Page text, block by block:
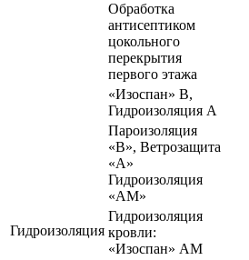
Обработка
антисептиком
цокольного
перекрытия
первого этажа
Гидроизоляция
«Изоспан» В,
Гидроизоляция А
Пароизоляция
«В», Ветрозащита
«А»
Гидроизоляция
«АМ»
Гидроизоляция
кровли:
«Изоспан» АМ